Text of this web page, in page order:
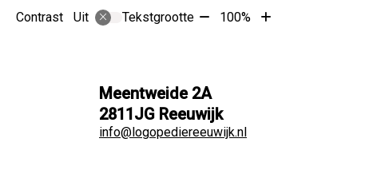
Contrast Uit Tekstgrootte Tekst100%
Tekst
Meentweide 2A
2811JG Reeuwijk
info@logopediereeuwijk.nl